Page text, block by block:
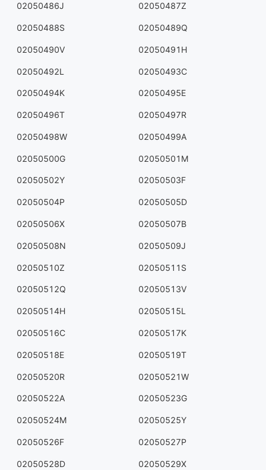
02050486J 02050487Z
02050488S 02050489Q
02050490V 02050491H
02050492L 02050493C
02050494K 02050495E
02050496T 02050497R
02050498W 02050499A
02050500G 02050501M
02050502Y 02050503F
02050504P 02050505D
02050506X 02050507B
02050508N 02050509J
02050510Z 02050511S
02050512Q 02050513V
02050514H 02050515L
02050516C 02050517K
02050518E 02050519T
02050520R 02050521W
02050522A 02050523G
02050524M 02050525Y
02050526F 02050527P
02050528D 02050529X